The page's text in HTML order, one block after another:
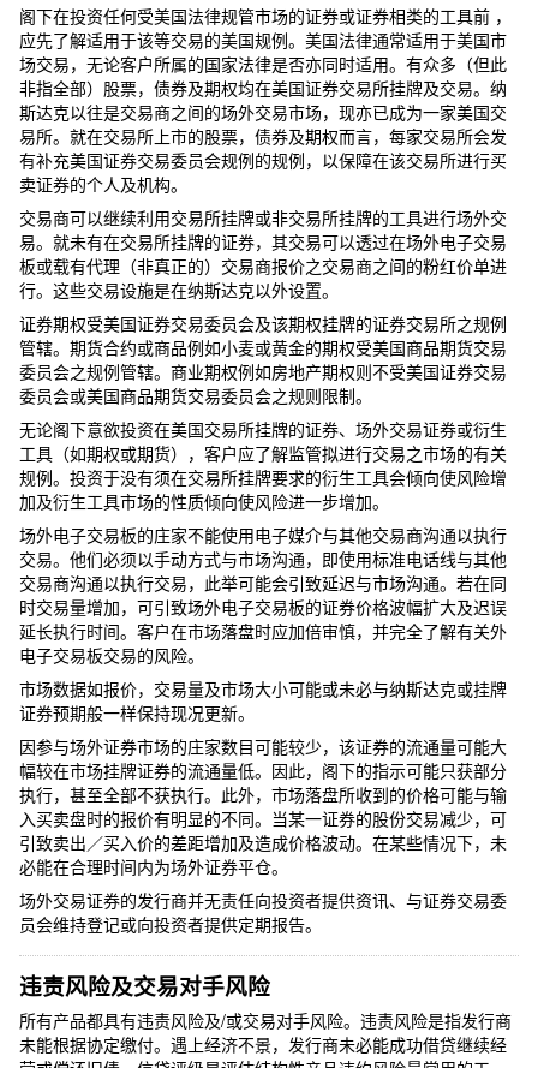
阁下在投资任何受美国法律规管市场的证券或证券相类的工具前 ，
应先了解适用于该等交易的美国规例。美国法律通常适用于美国市
场交易，无论客户所属的国家法律是否亦同时适用。有众多（但此
非指全部）股票，债券及期权均在美国证券交易所挂牌及交易。纳
斯达克以往是交易商之间的场外交易市场，现亦已成为一家美国交
易所。就在交易所上市的股票，债券及期权而言，每家交易所会发
有补充美国证券交易委员会规例的规例，以保障在该交易所进行买
卖证券的个人及机构。
交易商可以继续利用交易所挂牌或非交易所挂牌的工具进行场外交
易。就未有在交易所挂牌的证券，其交易可以透过在场外电子交易
板或载有代理（非真正的）交易商报价之交易商之间的粉红价单进
行。这些交易设施是在纳斯达克以外设置。
证券期权受美国证券交易委员会及该期权挂​​牌的证券交易所之规例
管辖。期货合约或商品例如小麦或黄金的期权受美国商品期货交易
委员会之规例管辖。商业期权例如房地产期权则不受美国证券交易
委员会或美国商品期货交易委员会之规则限制。
无论阁下意欲投资在美国交易所挂牌的证券、场外交易证券或衍生
工具（如期权或期货），客户应了解监管拟进行交易之市场的有关
规例。投资于没有须在交易所挂牌要求的衍生工具会倾​​向使风险增
加及衍生工具市场的性质倾向使风险进一步增加。
场外电子交易板的庄家不能使用电子媒介与其他交易商沟通以执行
交易。他们必须以手动方式与市场沟通，即使用标准电话线与其他
交易商沟通以执行交易，此举可能会引致延迟与市场沟通。若在同
时交易量增加，可引致场外电子交易板的证券价格波幅扩大及迟误
延长执行时间。客户在市场落盘时应加倍审慎，并完全了解有关外
电子交易板交易的风险。
市场数据如报价，交易量及市场大小可能或未必与纳斯达克或挂牌
证券预期般一样保持现况更新。
因参与场外证券市场的庄家数目可能较少，该证券的流通量可能大
幅较在市场挂牌证券的流通量低。因此，阁下的指示可能只获部分
执行，甚至全部不获执行。此外，市场落盘所收到的价格可能与输
入买卖盘时的报价有明显的不同。当某一证券的股份交易减少，可
引致卖出／买入价的差距增加及造成价格波动。在某些情况下，未
必能在合理时间内为场外证券平仓。
场外交易证券的发行商并无责任向投资者提供资讯、与证券交易委
员会维持登记或向投资者提供定期报告。
违责风险及交易对手风险
所有产品都具有违责风险及/或交易对手风险。违责风险是指发行商
未能根据协定缴付。遇上经济不景，发行商未必能成功借贷继续经